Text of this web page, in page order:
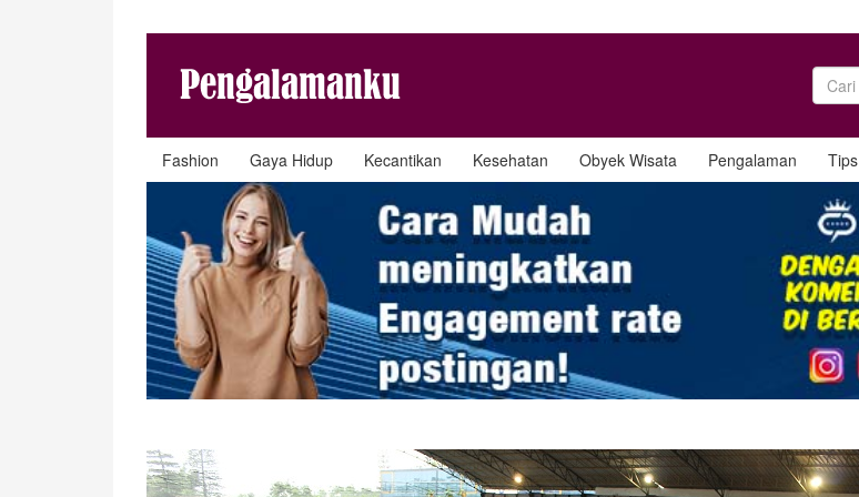
Fashion Gaya Hidup Kecantikan Kesehatan Obyek Wisata Pengalaman Tips